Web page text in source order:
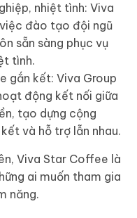
nhiệt tình: Viva
đào tạo đội ngũ
sẵn sàng phục vụ
tình.
gắn kết: Viva Group
động kết nối giữa
tạo dựng cộng
và hỗ trợ lẫn nhau.
Viva Star Coffee là
ai muốn tham gia
năng.